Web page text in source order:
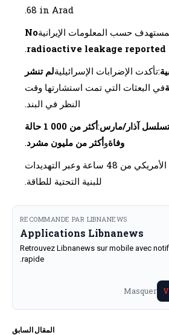
68 in Arad.
حسب المعلومات الإيرانيةNo
radioactive leakage reported
.
:تأكدت الإضرابات الإسرائيليةلم تنشر
في البعثات التي تمت استشارتها وقت
النظر في البند.
لتسلسل آذار/مارس:
أكثر من 000 1 حالة
وفاةوأكثر من مليون مشرد.
ultimatum الأمريكي من 48 ساعة وعبر التهديدات
للبنية التحتية للطاقة.
RECOMMANDE PAR LIBNANEWS
Applications Libnanews
Retrouvez Libnanews sur mobile avec
rapide.
Masquer
المقال السابق